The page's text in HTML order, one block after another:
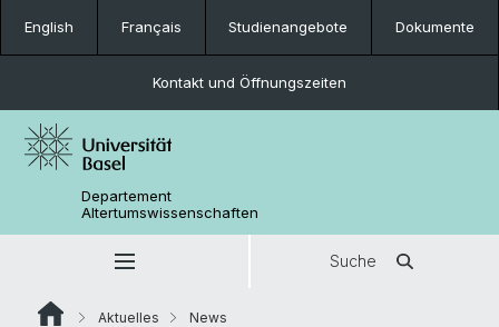
English Français Studienangebote Dokumente
Kontakt und Öffnungszeiten
Departement
Altertumswissenschaften
Suche
Aktuelles
News